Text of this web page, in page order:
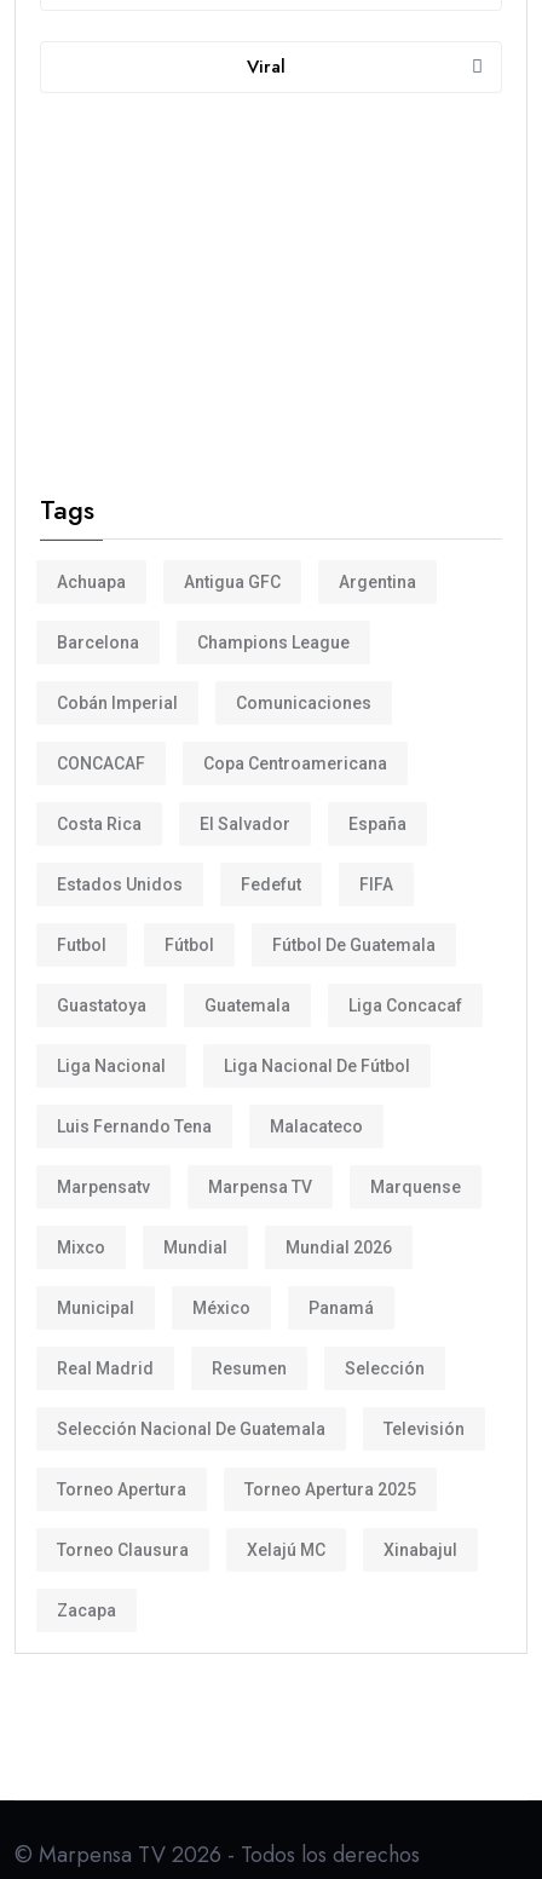
Viral
Tags
Achuapa Antigua GFC Argentina
Barcelona Champions League
Cobán Imperial Comunicaciones
CONCACAF Copa Centroamericana
Costa Rica El Salvador España
Estados Unidos Fedefut FIFA
Futbol Fútbol Fútbol De Guatemala
Guastatoya Guatemala Liga Concacaf
Liga Nacional Liga Nacional De Fútbol
Luis Fernando Tena Malacateco
Marpensatv Marpensa TV Marquense
Mixco Mundial Mundial 2026
Municipal México Panamá
Real Madrid Resumen Selección
Selección Nacional De Guatemala Televisión
Torneo Apertura Torneo Apertura 2025
Torneo Clausura Xelajú MC Xinabajul
Zacapa
© Marpensa TV 2026 - Todos los derechos